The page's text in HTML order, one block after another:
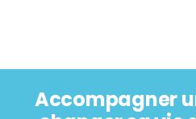
Accompagner